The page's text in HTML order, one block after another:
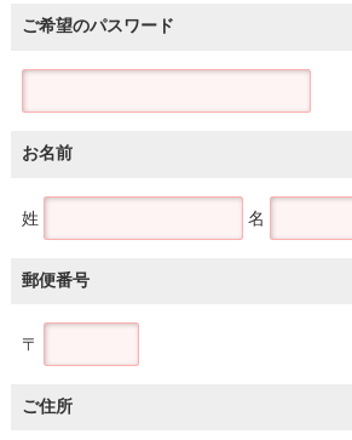
ご希望のパスワード
お名前
姓 名
郵便番号
〒
ご住所